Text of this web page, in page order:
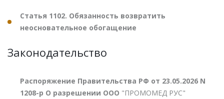
Статья 1102. Обязанность возвратить
неосновательное обогащение
Законодательство
Распоряжение Правительства РФ от 23.05.2026 N
1208-р О разрешении ООО "ПРОМОМЕД РУС"